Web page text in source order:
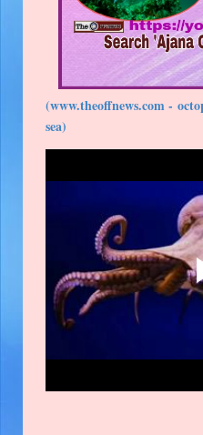
(www.theoffnews.com -
sea)